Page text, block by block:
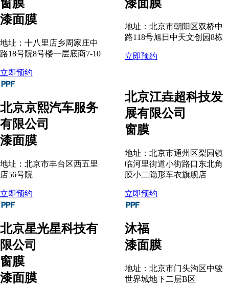
窗膜
漆面膜
地址：十八里店乡周家庄中
路18号院8号楼一层底商7-10
立即预约
漆面膜
地址：北京市朝阳区双桥中
路118号旭日中天文创园8栋
立即预约
北京京熙汽车服务
有限公司
漆面膜
地址：北京市丰台区西五里
店56号院
立即预约
北京江垚超科技发
展有限公司
窗膜
地址：北京市通州区梨园镇
临河里街道小街路口东北角
膜小二隐形车衣旗舰店
立即预约
北京星光星科技有
限公司
窗膜
漆面膜
沐福
漆面膜
地址：北京市门头沟区中骏
世界城地下二层B区